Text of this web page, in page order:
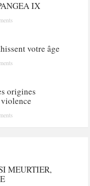
IX
votre âge
origines
MEURTIER,